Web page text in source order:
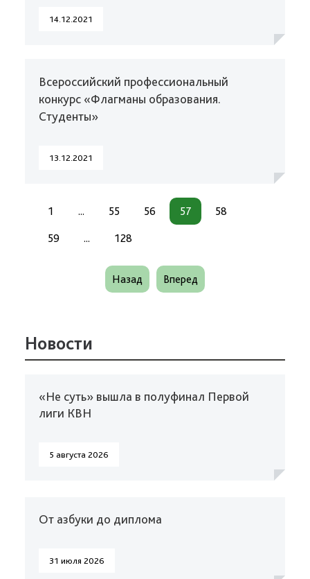
14.12.2021
Всероссийский профессиональный
конкурс «Флагманы образования.
Студенты»
13.12.2021
1 ... 55 56 57 58
59 ... 128
Назад Вперед
Новости
«Не суть» вышла в полуфинал Первой
лиги КВН
5 августа 2026
От азбуки до диплома
31 июля 2026